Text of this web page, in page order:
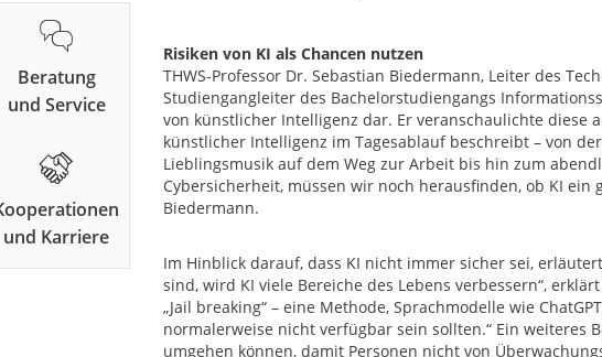
Risiken von KI als Chancen nutzen
THWS-Professor Dr. Sebastian Biedermann, Leiter des
Studiengangleiter des Bachelorstudiengangs
von künstlicher Intelligenz dar. Er veranschaulichte diese
künstlicher Intelligenz im Tagesablauf beschreibt – von
Lieblingsmusik auf dem Weg zur Arbeit bis hin zum
Cybersicherheit, müssen wir noch herausfinden, ob KI
Biedermann.
Im Hinblick darauf, dass KI nicht immer sicher sei,
sind, wird KI viele Bereiche des Lebens verbessern“,
„Jail breaking“ – eine Methode, Sprachmodelle wie
normalerweise nicht verfügbar sein sollten.“ Ein weiteres
umgehen können, damit Personen nicht von
Beratung
und Service
und Karriere